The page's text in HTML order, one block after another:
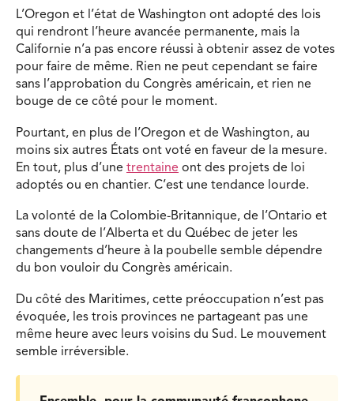
L’Oregon et l’état de Washington ont adopté des lois
qui rendront l’heure avancée permanente, mais la
Californie n’a pas encore réussi à obtenir assez de votes
pour faire de même. Rien ne peut cependant se faire
sans l’approbation du Congrès américain, et rien ne
bouge de ce côté pour le moment.
Pourtant, en plus de l’Oregon et de Washington, au
moins six autres États ont voté en faveur de la mesure.
En tout, plus d’une trentaine ont des projets de loi
adoptés ou en chantier. C’est une tendance lourde.
La volonté de la Colombie-Britannique, de l’Ontario et
sans doute de l’Alberta et du Québec de jeter les
changements d’heure à la poubelle semble dépendre
du bon vouloir du Congrès américain.
Du côté des Maritimes, cette préoccupation n’est pas
évoquée, les trois provinces ne partageant pas une
même heure avec leurs voisins du Sud. Le mouvement
semble irréversible.